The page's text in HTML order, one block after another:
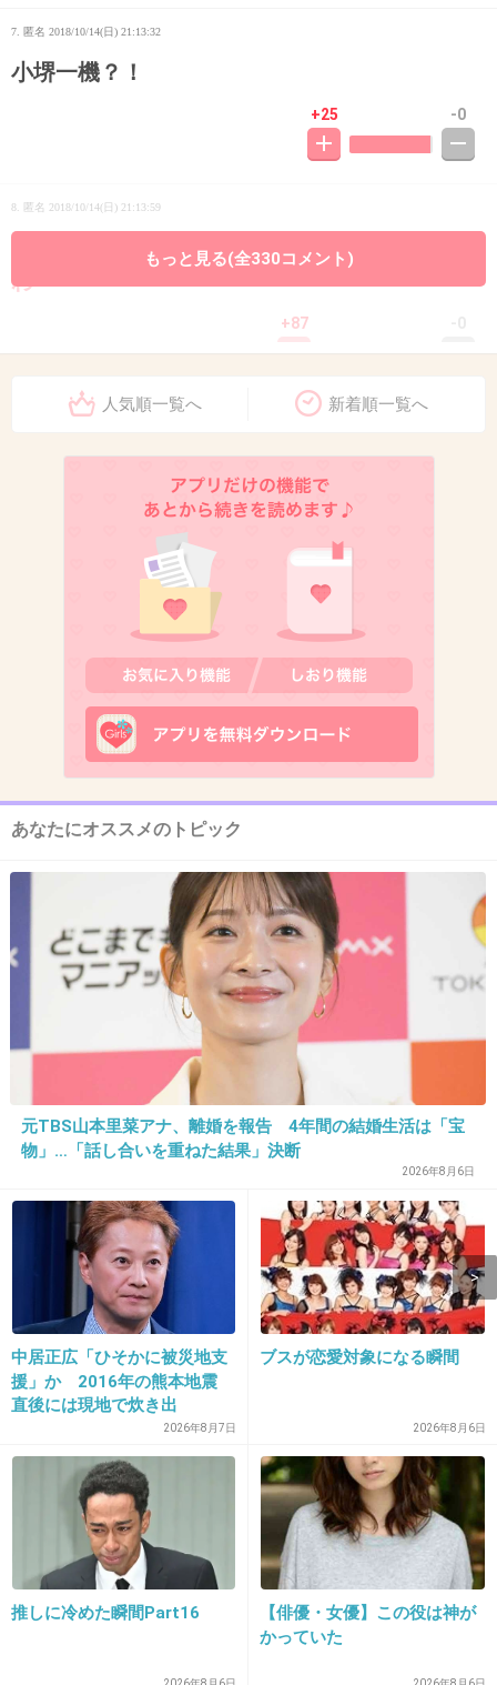
7. 匿名 2018/10/14(日) 21:13:32
小堺一機？！
+25 -0
8. 匿名 2018/10/14(日) 21:13:59
タクシー日誌にも出てくるあのおばさん好きだ
わ
+87
2018/10/14(日) 21:14:12
こういうイベント参加してみたい
本当に殺人事件は起きなくていいけど
待ってました。
母の影響で大好きになりただいま母とふたりで
観てます。
沢口靖子さん相変わらずお綺麗ですね。
+84 -2
武藤さんから土門さんだったよね
ろた君役の人が何気に好み
あみちゃん太った？
+92
12. 匿名 2018/10/14(日) 21:14:53
ハズキルーペの菊川怜で再生された
+58 -0
13. 匿名2018/10/14(日) 21:15:15
内藤剛志さんが二役しているね・・・
-0
2018/10/14(日) 21:15:34
マリ子さーん
+30 -1
もっと見る(全330コメント)
人気順一覧へ 新着順一覧へ
あなたにオススメのトピック
元TBS山本里菜アナ、離婚を報告 4年間の結婚生活は「宝
物」…「話し合いを重ねた結果」決断
2026年8月6日
中居正広「ひそかに被災地支
援」か 2016年の熊本地震
直後には現地で炊き出
し “誰にも知られなくて良
い”と、むしろ強まる福祉活
動への思い
2026年8月7日
ブスが恋愛対象になる瞬間
2026年8月6日
推しに冷めた瞬間Part16
【俳優・女優】この役は神が
かっていた